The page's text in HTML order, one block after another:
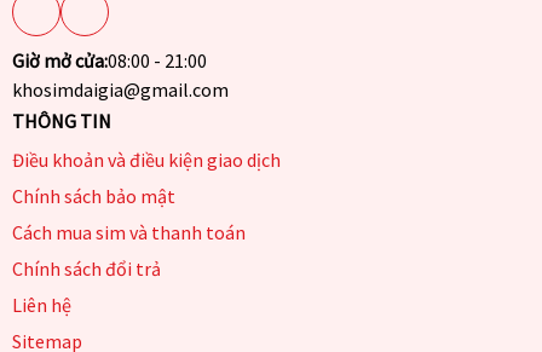
Giờ mở cửa:08:00 - 21:00
khosimdaigia@gmail.com
THÔNG TIN
Điều khoản và điều kiện giao dịch
Chính sách bảo mật
Cách mua sim và thanh toán
Chính sách đổi trả
Liên hệ
Sitemap